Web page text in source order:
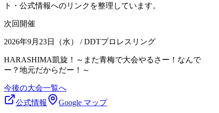
ト・公式情報へのリンクを整理しています。
次回開催
2026年9月23日（水） / DDTプロレスリング
HARASHIMA凱旋！～また青梅で大会やるさー！なんで
ー？地元だからだー！～
今後の大会一覧へ
公式情報
Google マップ